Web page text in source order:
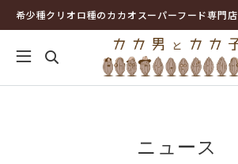
希少種クリオロ種のカカオスーパーフード専門店
ニュース